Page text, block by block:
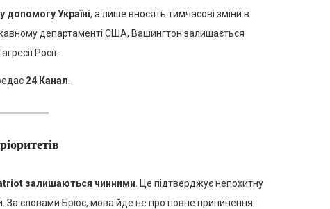
допомогу Україні, а лише вносять тимчасові зміни в
департаменті США, Вашингтон залишається
Росії.
24 Канал.
залишаються чинними. Це підтверджує непохитну
За словами Брюс, мова йде не про повне припинення